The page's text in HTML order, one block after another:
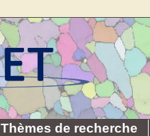
Thèmes de recherche